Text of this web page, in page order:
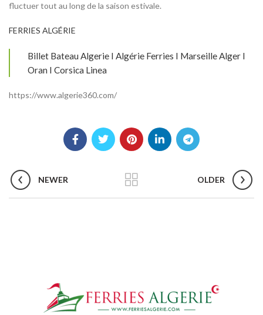
fluctuer tout au long de la saison estivale.
FERRIES ALGÉRIE
Billet Bateau Algerie I Algérie Ferries I Marseille Alger I
Oran I Corsica Linea
https://www.algerie360.com/
NEWER OLDER